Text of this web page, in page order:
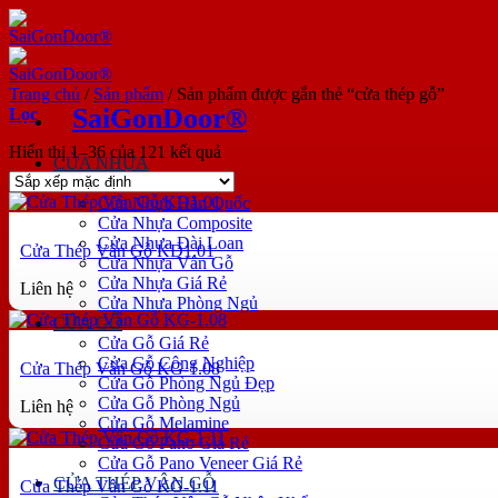
Bỏ
qua
nội
dung
SaiGonDoor®
CỬA NHỰA
Cửa Nhựa Giả Gỗ
Cửa Nhựa Hàn Quốc
Cửa Nhựa Composite
Cửa Nhựa Đài Loan
Cửa Nhựa Vân Gỗ
Cửa Nhựa Giá Rẻ
Cửa Nhựa Phòng Ngủ
CỬA GỖ
Cửa Gỗ Giá Rẻ
Cửa Gỗ Công Nghiệp
Cửa Gỗ Phòng Ngủ Đẹp
Cửa Gỗ Phòng Ngủ
Cửa Gỗ Melamine
Cửa Gỗ Pano Giá Rẻ
Cửa Gỗ Pano Veneer Giá Rẻ
CỬA THÉP VÂN GỖ
Trang chủ / Sản phẩm /Sản phẩm được gắn thẻ “cửa thép gỗ”
Lọc
Hiển thị 1–36 của 121 kết quả
Cửa Thép Vân Gỗ KD1.01
Liên hệ
Cửa Thép Vân Gỗ KG-1.08
Liên hệ
Cửa Thép Vân Gỗ KG-1.11